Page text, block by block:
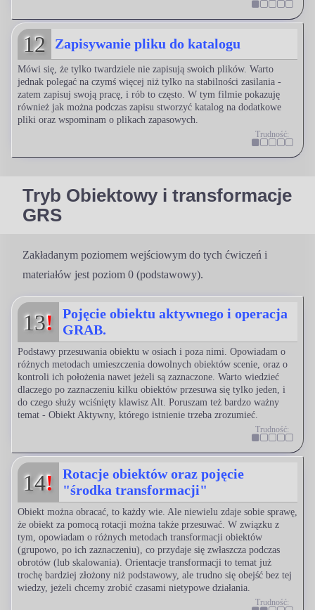
12
Trudność:
Zapisywanie pliku do katalogu
Mówi się, że tylko twardziele nie zapisują swoich plików. Warto
jednak polegać na czymś więcej niż tylko na stabilności zasilania -
zatem zapisuj swoją pracę, i rób to często. W tym filmie pokazuję
również jak można podczas zapisu stworzyć katalog na dodatkowe
pliki oraz wspominam o plikach zapasowych.
Tryb Obiektowy i transformacje
GRS
Zakładanym poziomem wejściowym do tych ćwiczeń i
materiałów jest poziom 0 (podstawowy).
13!
Trudność:
Pojęcie obiektu aktywnego i operacja
GRAB.
Podstawy przesuwania obiektu w osiach i poza nimi. Opowiadam o
różnych metodach umieszczenia dowolnych obiektów scenie, oraz o
kontroli ich położenia nawet jeżeli są zaznaczone. Warto wiedzieć
dlaczego po zaznaczeniu kilku obiektów przesuwa się tylko jeden, i
do czego służy wciśnięty klawisz Alt. Poruszam też bardzo ważny
temat - Obiekt Aktywny, którego istnienie trzeba zrozumieć.
14!
Trudność:
Rotacje obiektów oraz pojęcie
"środka transformacji"
Obiekt można obracać, to każdy wie. Ale niewielu zdaje sobie sprawę,
że obiekt za pomocą rotacji można także przesuwać. W związku z
tym, opowiadam o różnych metodach transformacji obiektów
(grupowo, po ich zaznaczeniu), co przydaje się zwłaszcza podczas
obrotów (lub skalowania). Orientacje transformacji to temat już
trochę bardziej złożony niż podstawowy, ale trudno się obejść bez tej
wiedzy, jeżeli chcemy zrobić czasami nietypowe działania.